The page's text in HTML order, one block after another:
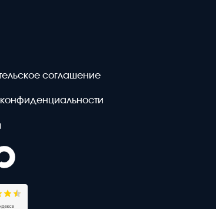
соглашение
конфиденциальности